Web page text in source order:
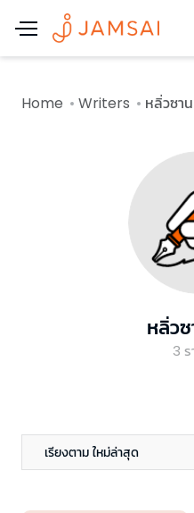
Home Writers หลิ่วซา
หลิ่ว
3
เรียงตาม ใหม่ล่าสุด